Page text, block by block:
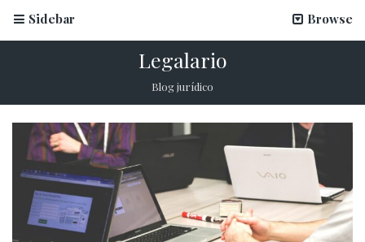
Sidebar Browse
Legalario
Blog jurídico